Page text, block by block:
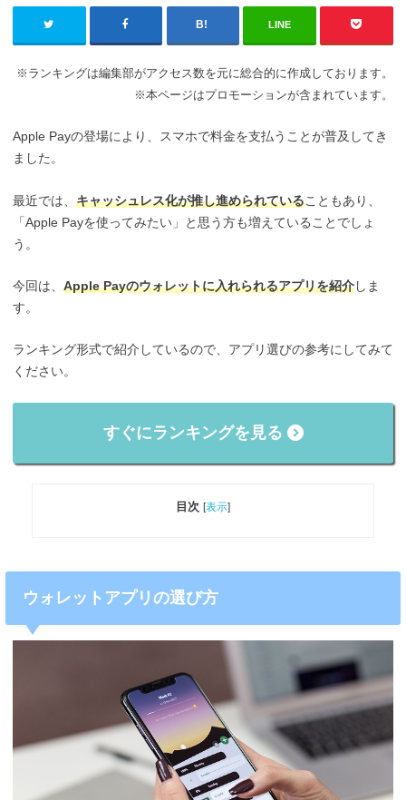
LINE
※ランキングは編集部がアクセス数を元に総合的に作成しております。
※本ページはプロモーションが含まれています。
Apple Payの登場により、スマホで料金を支払うことが普及してき
ました。
最近では、 キャッシュレス化が推し進められていることもあり、
「Apple Payを使ってみたい」と思う方も増えていることでしょ
う。
今回は、 Apple Payのウォレットに入れられるアプリを紹介しま
す。
ランキング形式で紹介しているので、アプリ選びの参考にしてみて
ください。
すぐにランキングを見る
目次 [表示]
ウォレットアプリの選び方